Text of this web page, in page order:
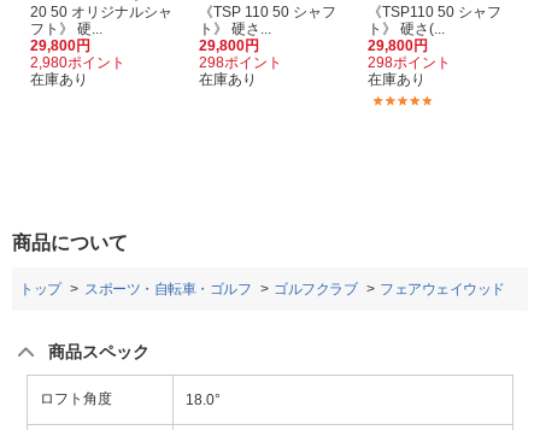
20 50 オリジナルシャ
フト》 硬...
29,800円
2,980ポイント
在庫あり
《TSP 110 50 シャフ
ト》 硬さ...
29,800円
298ポイント
在庫あり
《TSP110 50 シャフ
ト》 硬さ(...
29,800円
298ポイント
在庫あり
商品について
トップ スポーツ・自転車・ゴルフ ゴルフクラブ フェアウェイウッド
商品スペック
ロフト角度 18.0°